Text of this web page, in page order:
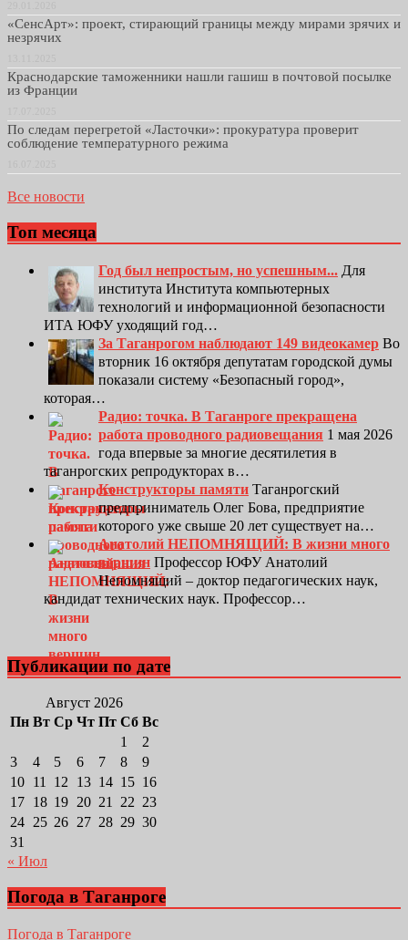
«СенсАрт»: проект, стирающий границы между мирами зрячих и
незрячих
Краснодарские таможенники нашли гашиш в почтовой посылке
из Франции
По следам перегретой «Ласточки»: прокуратура проверит
соблюдение температурного режима
Все новости
Топ месяца
Год был непростым, но успешным... Для
института Института компьютерных
технологий и информационной безопасности
ИТА ЮФУ уходящий год…
За Таганрогом наблюдают 149 видеокамер Во
вторник 16 октября депутатам городской думы
показали систему «Безопасный город»,
которая…
Радио: точка. В Таганроге прекращена
работа проводного радиовещания 1 мая 2026
года впервые за многие десятилетия в
таганрогских репродукторах в…
Конструкторы памяти Таганрогский
предприниматель Олег Бова, предприятие
которого уже свыше 20 лет существует на…
Анатолий НЕПОМНЯЩИЙ: В жизни много
вершин Профессор ЮФУ Анатолий
Непомнящий – доктор педагогических наук,
кандидат технических наук. Профессор…
Публикации по дате
Август 2026
Пн Вт Ср Чт Пт Сб Вс
1
2
3
4 5 6 7 8
9
10 11 12 13 14 15 16
17 18 19 20 21 22 23
24 25 26 27 28 29 30
31
« Июл
Погода в Таганроге
Погода в Таганроге